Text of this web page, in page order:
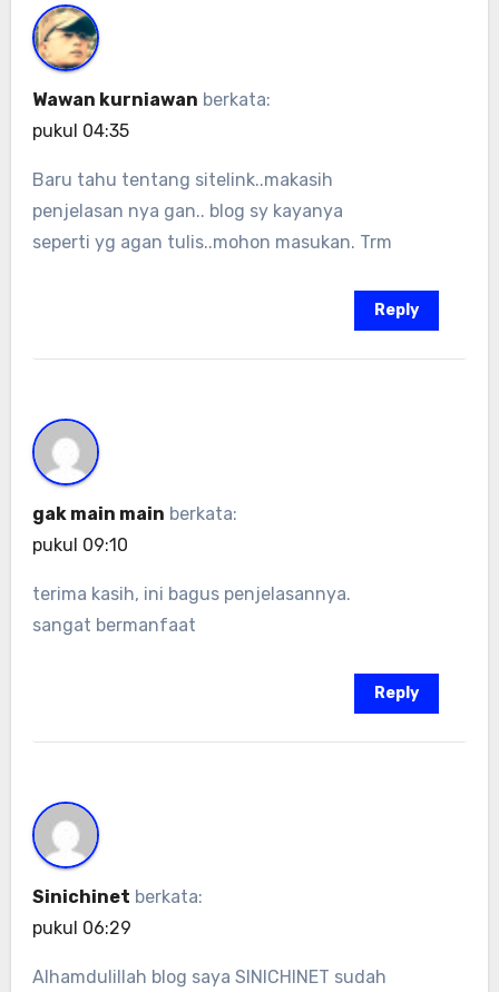
Wawan kurniawan berkata:
pukul 04:35
Baru tahu tentang sitelink..makasih
penjelasan nya gan.. blog sy kayanya
seperti yg agan tulis..mohon masukan. Trm
Reply
gak main main berkata:
pukul 09:10
terima kasih, ini bagus penjelasannya.
sangat bermanfaat
Reply
Sinichinet berkata:
pukul 06:29
Alhamdulillah blog saya SINICHINET sudah